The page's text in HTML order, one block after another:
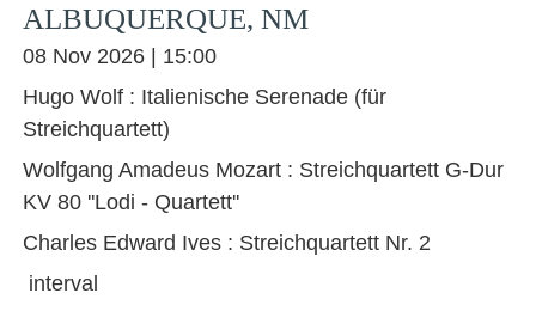
ALBUQUERQUE, NM
08 Nov 2026 | 15:00
Hugo Wolf : Italienische Serenade (für
Streichquartett)
Wolfgang Amadeus Mozart : Streichquartett G-Dur
KV 80 ''Lodi - Quartett''
Charles Edward Ives : Streichquartett Nr. 2
interval